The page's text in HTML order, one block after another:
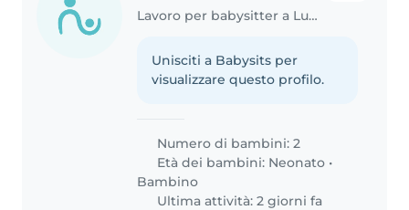
Lavoro per babysitter a Lucca
Unisciti a Babysits per
visualizzare questo profilo.
Numero di bambini: 2
Età dei bambini: Neonato •
Bambino
Ultima attività: 2 giorni fa